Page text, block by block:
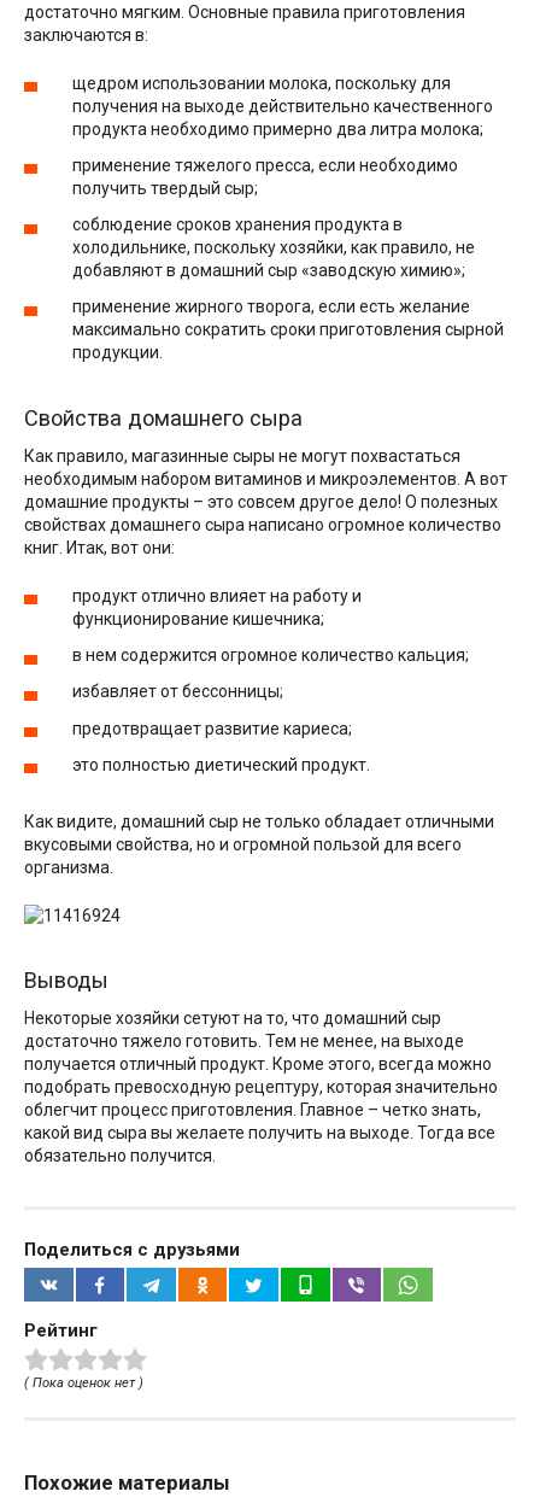
достаточно мягким. Основные правила приготовления
заключаются в:
щедром использовании молока, поскольку для
получения на выходе действительно качественного
продукта необходимо примерно два литра молока;
применение тяжелого пресса, если необходимо
получить твердый сыр;
соблюдение сроков хранения продукта в
холодильнике, поскольку хозяйки, как правило, не
добавляют в домашний сыр «заводскую химию»;
применение жирного творога, если есть желание
максимально сократить сроки приготовления сырной
продукции.
Свойства домашнего сыра
Как правило, магазинные сыры не могут похвастаться
необходимым набором витаминов и микроэлементов. А вот
домашние продукты – это совсем другое дело! О полезных
свойствах домашнего сыра написано огромное количество
книг. Итак, вот они:
продукт отлично влияет на работу и
функционирование кишечника;
в нем содержится огромное количество кальция;
избавляет от бессонницы;
предотвращает развитие кариеса;
это полностью диетический продукт.
Как видите, домашний сыр не только обладает отличными
вкусовыми свойства, но и огромной пользой для всего
организма.
Выводы
Некоторые хозяйки сетуют на то, что домашний сыр
достаточно тяжело готовить. Тем не менее, на выходе
получается отличный продукт. Кроме этого, всегда можно
подобрать превосходную рецептуру, которая значительно
облегчит процесс приготовления. Главное – четко знать,
какой вид сыра вы желаете получить на выходе. Тогда все
обязательно получится.
Поделиться с друзьями
Рейтинг
( Пока оценок нет )
Похожие материалы